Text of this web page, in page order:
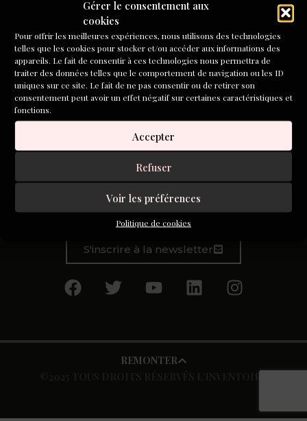
Gérer le consentement aux
cookies
Pour offrir les meilleures expériences, nous utilisons des technologies
telles que les cookies pour stocker et/ou accéder aux informations des
appareils. Le fait de consentir à ces technologies nous permettra de
traiter des données telles que le comportement de navigation ou les ID
uniques sur ce site. Le fait de ne pas consentir ou de retirer son
consentement peut avoir un effet négatif sur certaines caractéristiques et
fonctions.
Accepter
Refuser
Voir les préférences
Politique de cookies
Un réel mélangé. Une
expérience d’atelier en
contexte de théâtre
action
Par Claudine Tondreau
examiner le monde correctement, nous le trouverions. Il
est là. Nous n’avons qu’à le regarder.
S'inscrire à la newsletter
REMONTER